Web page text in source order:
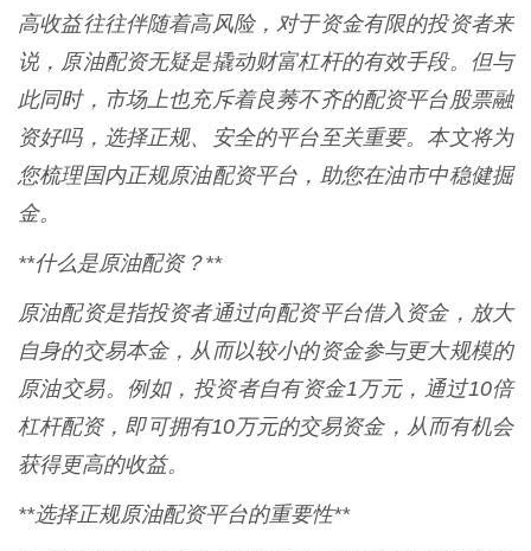
高收益往往伴随着高风险，对于资金有限的投资者来
说，原油配资无疑是撬动财富杠杆的有效手段。但与
此同时，市场上也充斥着良莠不齐的配资平台股票融
资好吗，选择正规、安全的平台至关重要。本文将为
您梳理国内正规原油配资平台，助您在油市中稳健掘
金。
**什么是原油配资？**
原油配资是指投资者通过向配资平台借入资金，放大
自身的交易本金，从而以较小的资金参与更大规模的
原油交易。例如，投资者自有资金1万元，通过10倍
杠杆配资，即可拥有10万元的交易资金，从而有机会
获得更高的收益。
**选择正规原油配资平台的重要性**